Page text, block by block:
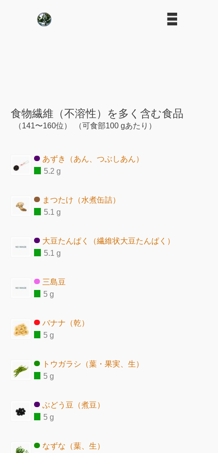
食物繊維（不溶性）を多く含む食品
（141〜160位） （可食部100 gあたり）
あずき（あん、つぶしあん）
5.2 g
まつたけ（水煮缶詰）
5.1 g
大豆たんぱく（繊維状大豆たんぱく）
5.1 g
三島豆
5 g
バナナ（乾）
5 g
トウガラシ（葉・果実、生）
5 g
ぶどう豆（煮豆）
5 g
なずな（葉、生）